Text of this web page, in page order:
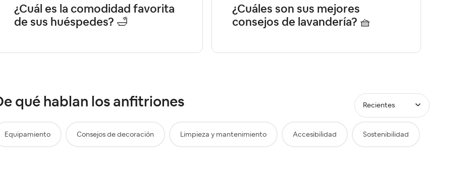
¿Cuál es la comodidad favorita
de sus huéspedes? 🛁
¿Cuáles son sus mejores
consejos de lavandería? 🧺
qué hablan los anfitriones Recientes
Equipamiento Consejos de decoración Limpieza y mantenimiento Accesibilidad Sostenibilidad